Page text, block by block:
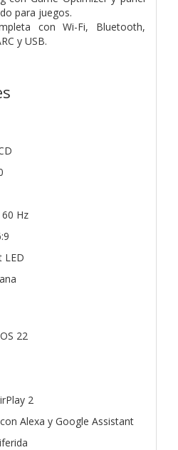
para juegos.
con Wi-Fi, Bluetooth,
y USB.
Hz
LED
22
2
Alexa y Google Assistant